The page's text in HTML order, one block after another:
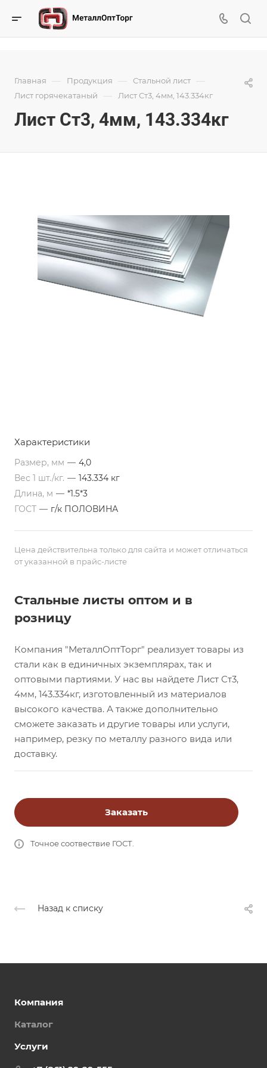
Главная — Продукция — Стальной лист —
Лист горячекатаный — Лист Ст3, 4мм, 143.334кг
Лист Ст3, 4мм, 143.334кг
Характеристики
Размер, мм — 4,0
Вес 1 шт./кг. — 143.334 кг
Длина, м — *1.5*3
ГОСТ — г/к ПОЛОВИНА
Цена действительна только для сайта и может отличаться
от указанной в прайс-листе
Стальные листы оптом и в
розницу
Компания "МеталлОптТорг" реализует товары из
стали как в единичных экземплярах, так и
оптовыми партиями. У нас вы найдете Лист Ст3,
4мм, 143.334кг, изготовленный из материалов
высокого качества. А также дополнительно
сможете заказать и другие товары или услуги,
например, резку по металлу разного вида или
доставку.
Заказать
Точное соотвествие ГОСТ.
Назад к списку
Компания
Каталог
Услуги